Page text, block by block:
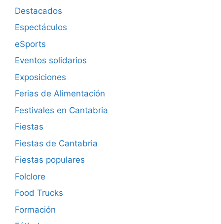
Destacados
Espectáculos
eSports
Eventos solidarios
Exposiciones
Ferias de Alimentación
Festivales en Cantabria
Fiestas
Fiestas de Cantabria
Fiestas populares
Folclore
Food Trucks
Formación